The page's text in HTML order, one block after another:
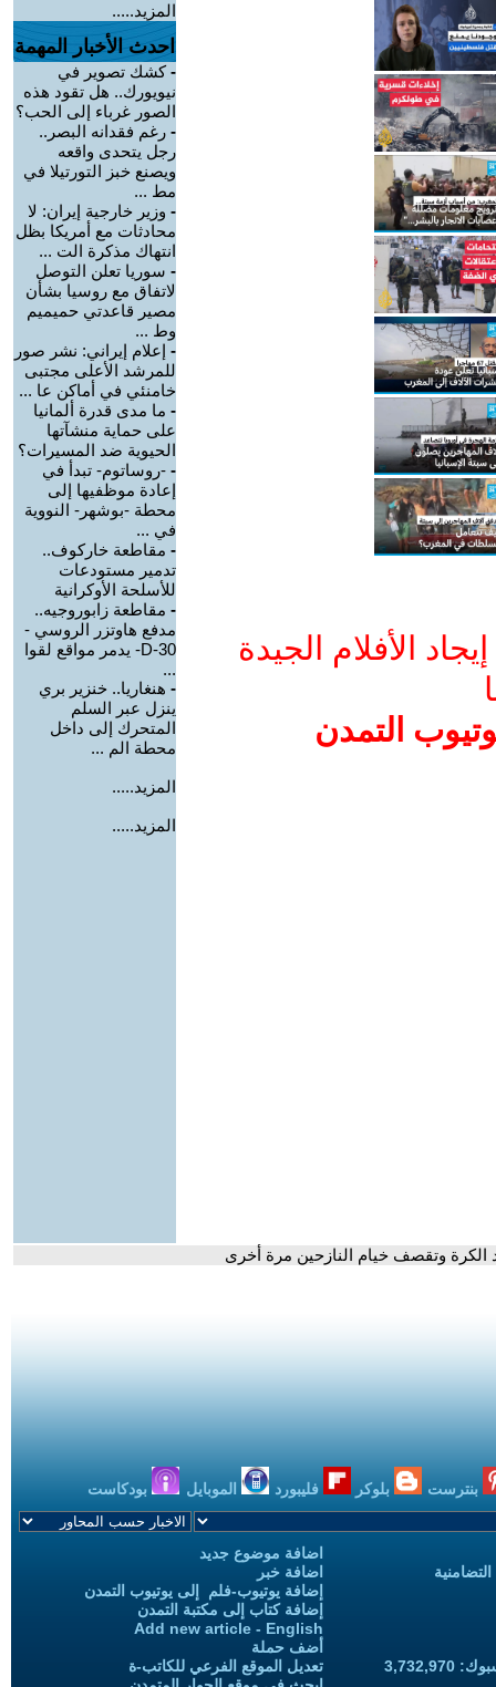
الأفلام الجيدة
التمدن
المزيد.....
احدث الأخبار المهمة
-كشك تصوير في
نيويورك.. هل تقود هذه
الصور غرباء إلى الحب؟
- رغم فقدانه البصر..
رجل يتحدى واقعه
ويصنع خبز التورتيلا في
مط ...
- وزير خارجية إيران: لا
محادثات مع أمريكا بظل
انتهاك مذكرة الت ...
- سوريا تعلن التوصل
لاتفاق مع روسيا بشأن
مصير قاعدتي حميميم
وط ...
- إعلام إيراني: نشر صور
للمرشد الأعلى مجتبى
خامنئي في أماكن عا ...
- ما مدى قدرة ألمانيا
على حماية منشآتها
الحيوية ضد المسيرات؟
- -روساتوم- تبدأ في
إعادة موظفيها إلى
محطة -بوشهر- النووية
في ...
- مقاطعة خاركوف..
تدمير مستودعات
للأسلحة الأوكرانية
- مقاطعة زابوروجيه..
مدفع هاوتزر الروسي -
D-30- يدمر مواقع لقوا
...
- هنغاريا.. خنزير بري
ينزل عبر السلم
المتحرك إلى داخل
محطة الم ...
المزيد.....
المزيد.....
الكرة وتقصف خيام النازحين مرة أخرى
بنترست بلوكر فليبورد الموبايل بودكاست
اضافة موضوع جديد
اضافة خبر
إضافة يوتيوب-فلم إلى يوتيوب التمدن
إضافة كتاب إلى مكتبة التمدن
Add new article - English
أضف حملة
تعديل الموقع الفرعي للكاتب-ة